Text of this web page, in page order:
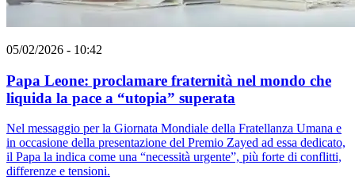
05/02/2026 - 10:42
Papa Leone: proclamare fraternità nel mondo che
liquida la pace a “utopia” superata
Nel messaggio per la Giornata Mondiale della Fratellanza Umana e
in occasione della presentazione del Premio Zayed ad essa dedicato,
il Papa la indica come una “necessità urgente”, più forte di conflitti,
differenze e tensioni.